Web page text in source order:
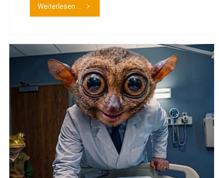
Weiterlesen ... "Medienpaket
Cybersicherheit"